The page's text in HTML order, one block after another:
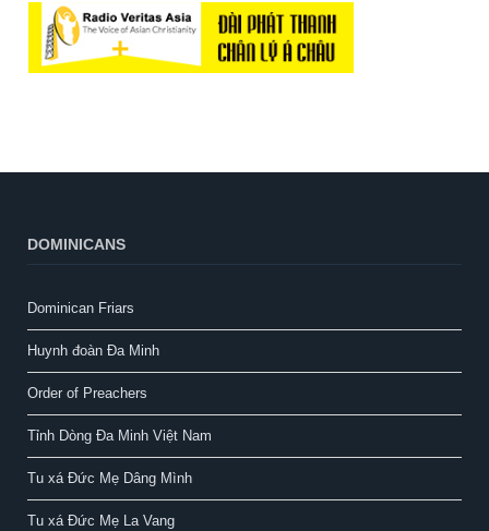
DOMINICANS
Dominican Friars
Huynh đoàn Đa Minh
Order of Preachers
Tỉnh Dòng Đa Minh Việt Nam
Tu xá Đức Mẹ Dâng Mình
Tu xá Đức Mẹ La Vang